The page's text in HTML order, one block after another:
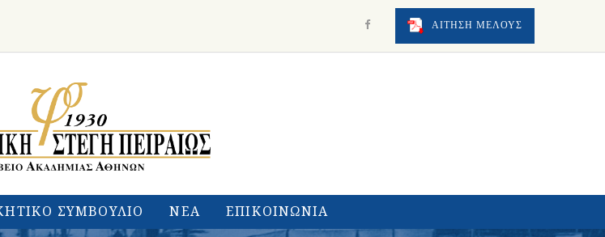
ΑΙΤΗΣΗ ΜΕΛΟΥΣ
ΣΥΜΒΟΥΛΙΟ ΝΕΑ ΕΠΙΚΟΙΝΩΝΙΑ